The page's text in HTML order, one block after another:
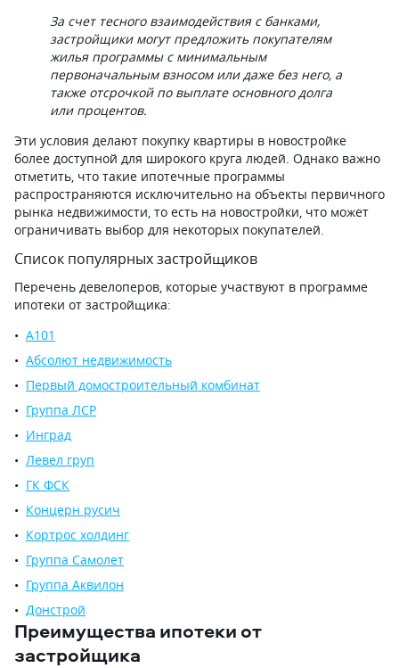
За счет тесного взаимодействия с банками,
застройщики могут предложить покупателям
жилья программы с минимальным
первоначальным взносом или даже без него, а
также отсрочкой по выплате основного долга
или процентов.
Эти условия делают покупку квартиры в новостройке
более доступной для широкого круга людей. Однако важно
отметить, что такие ипотечные программы
распространяются исключительно на объекты первичного
рынка недвижимости, то есть на новостройки, что может
ограничивать выбор для некоторых покупателей.
Список популярных застройщиков
Перечень девелоперов, которые участвуют в программе
ипотеки от застройщика:
А101
Абсолют недвижимость
Первый домостроительный комбинат
Группа ЛСР
Инград
Левел груп
ГК ФСК
Концерн русич
Кортрос холдинг
Группа Самолет
Группа Аквилон
Донстрой
Преимущества ипотеки от
застройщика